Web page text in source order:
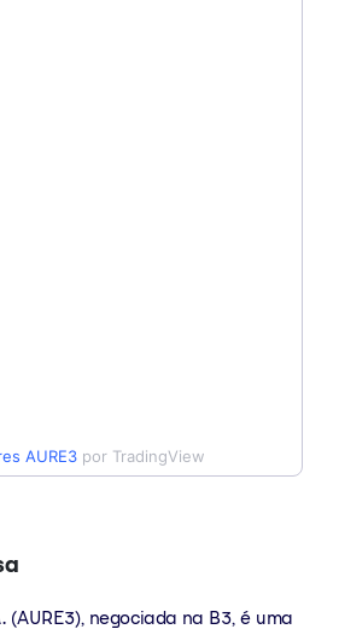
AURE3 por TradingView
(AURE3), negociada na B3, é uma